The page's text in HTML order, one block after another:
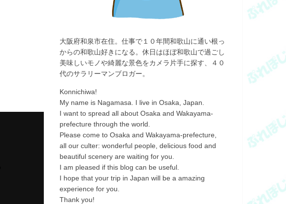
大阪府和泉市在住。仕事で１０年間和歌山に通い根っ
からの和歌山好きになる。休日はほぼ和歌山で過ごし
美味しいモノや綺麗な景色をカメラ片手に探す、４０
代のサラリーマンブロガー。
Konnichiwa!
My name is Nagamasa. I live in Osaka, Japan.
I want to spread all about Osaka and Wakayama-
prefecture through the world.
Please come to Osaka and Wakayama-prefecture,
all our culter: wonderful people, delicious food and
beautiful scenery are waiting for you.
I am pleased if this blog can be useful.
I hope that your trip in Japan will be a amazing
experience for you.
Thank you!